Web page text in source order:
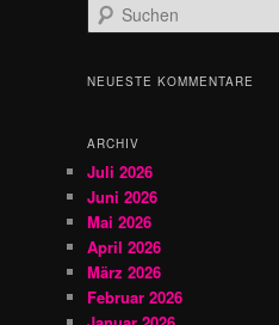
u
h
NEUESTE KOMMENTARE
ARCHIV
Juli 2026
Juni 2026
Mai 2026
April 2026
März 2026
Februar 2026